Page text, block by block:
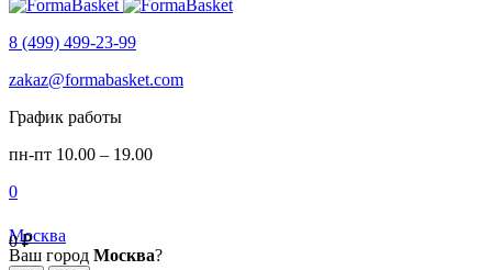
8 (499) 499-23-99
zakaz@formabasket.com
График работы
пн-пт 10.00 – 19.00
0
0₽
Москва
Ваш город Москва?